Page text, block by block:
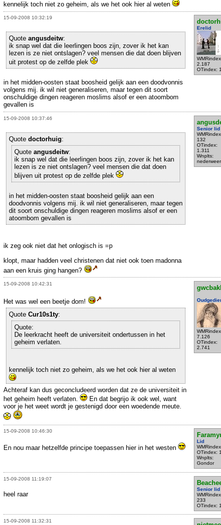
kennelijk toch niet zo geheim, als we het ook hier al weten
15-09-2008 10:32:19
Erelid
2.187
OTindex:
Quote angusdeitw:
ik snap wel dat die leerlingen boos zijn, zover ik het kan
lezen is ze niet ontslagen? veel mensen die dat doen blijven
uit protest op de zelfde plek
in het midden-oosten staat boosheid gelijk aan een doodvonnis
volgens mij. ik wil niet generaliseren, maar tegen dit soort
onschuldige dingen reageren moslims alsof er een atoombom
gevallen is
15-09-2008 10:37:46
Senior lid
132
OTindex:
1.311
Wnplts:
Quote doctorhuig:
Quote angusdeitw:
ik snap wel dat die leerlingen boos zijn, zover ik het kan
lezen is ze niet ontslagen? veel mensen die dat doen
blijven uit protest op de zelfde plek
in het midden-oosten staat boosheid gelijk aan een
doodvonnis volgens mij. ik wil niet generaliseren, maar tegen
dit soort onschuldige dingen reageren moslims alsof er een
atoombom gevallen is
ik zeg ook niet dat het onlogisch is =p
klopt, maar hadden veel christenen dat niet ook toen madonna
aan een kruis ging hangen?
15-09-2008 10:42:31
7.126
OTindex:
2.741
Het was wel een beetje dom!
Quote Cur10s1ty:
Quote:
De leerkracht heeft de universiteit ondertussen in het
geheim verlaten.
kennelijk toch niet zo geheim, als we het ook hier al weten
Achteraf kan dus geconcludeerd worden dat ze de universiteit in
het geheim heeft verlaten.
En dat begrijo ik ook wel, want
voor je het weet wordt je gestenigd door een woedende meute.
15-09-2008 10:46:30
Lid
OTindex:
Wnplts:
Gondor
En nou maar hetzelfde principe toepassen hier in het westen
15-09-2008 11:19:07
Senior lid
233
OTindex:
heel raar
15-09-2008 11:32:31